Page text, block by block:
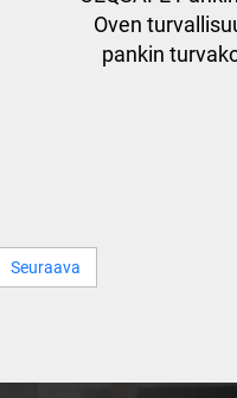
Oven
pankin
Seuraava